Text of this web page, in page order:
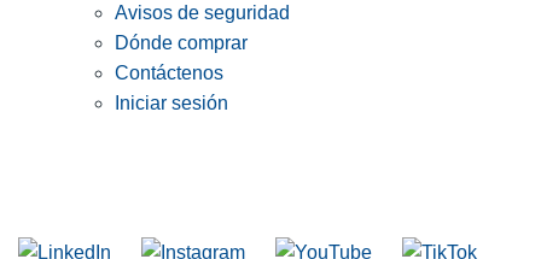
Avisos de seguridad
Dónde comprar
Contáctenos
Iniciar sesión